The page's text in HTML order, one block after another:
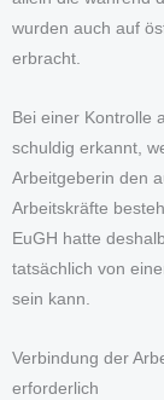
wurden auch auf
erbracht.
Bei einer Kontrolle
schuldig erkannt,
Arbeitgeberin den
Arbeitskräfte
EuGH hatte
tatsächlich von
sein kann.
Verbindung der
erforderlich